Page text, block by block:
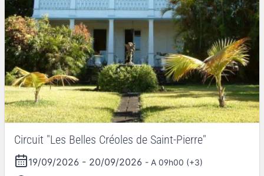
Circuit "Les Belles Créoles de Saint-Pierre"
19/09/2026 - 20/09/2026 - A 09h00 (+3)